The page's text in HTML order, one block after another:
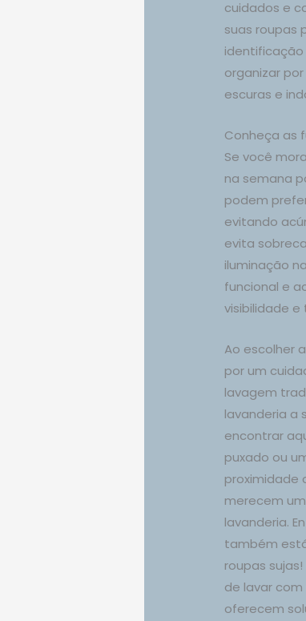
cuidados e
suas roupas
identificação
organizar
escuras e
Conheça as
Se você
na semana
podem
evitando
evita
iluminação
funcional e
visibilidade
Ao escolher
por um
lavagem
lavanderia a
encontrar
puxado ou
proximidade
merecem
lavanderia.
também
roupas
de lavar
oferecem